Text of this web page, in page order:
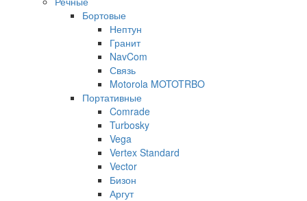
Бортовые
Нептун
Гранит
NavCom
Связь
Motorola MOTOTRBO
Портативные
Comrade
Turbosky
Vega
Vertex Standard
Vector
Бизон
Аргут